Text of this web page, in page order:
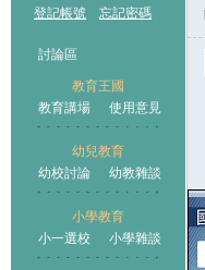
登記帳號 忘記密碼
討論區
教育王國
教育講場
使用意見
幼兒教育
幼校討論
幼教雜談
小學教育
小一選校
小學雜談